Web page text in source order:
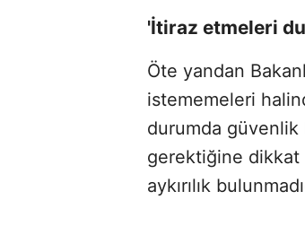
'İtiraz etmeleri
Öte yandan
istememeleri
durumda güvenlik
gerektiğine dikkat
aykırılık